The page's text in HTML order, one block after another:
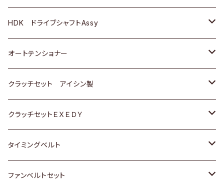
ＢＥＮＺ
スバル
三菱
スバル
マツダ
三菱
スバル
マツダ
三菱
スバル
日産
いすゞ
ダイハツ
マツダ
三菱
スバル
ＢＭＷ
GOLF
ＷＡＧＥＮ
アストロ（シボレー）
クライスラー
ＢＭＷ
ＷＡＧＥＮ
ＶＯＬＶＯ
トヨタ
ホンダ
スズキ
日産
ダイハツ
マツダ
HDK ドライブシャフトAssy
スズキ
ダイハツ
日産
ホンダ
マツダ
オートテンショナー
トヨタ
クラッチセット アイシン製
ホンダ
スズキ
ダイハツ
クラッチセットＥＸＥＤＹ
ホンダ
スズキ
タイミングベルト
トヨタ
ファンベルトセット